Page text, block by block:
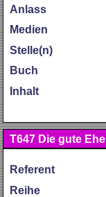
Anlass
Medien
Stelle(n)
Buch
Inhalt
T647 Die gute Ehe
Referent
Reihe